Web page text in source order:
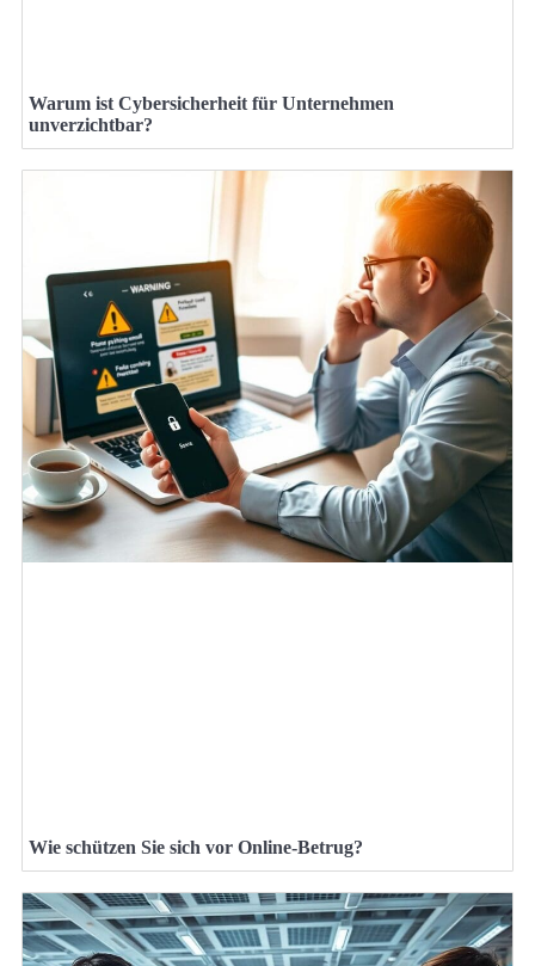
Warum ist Cybersicherheit für Unternehmen
unverzichtbar?
Wie schützen Sie sich vor Online-Betrug?